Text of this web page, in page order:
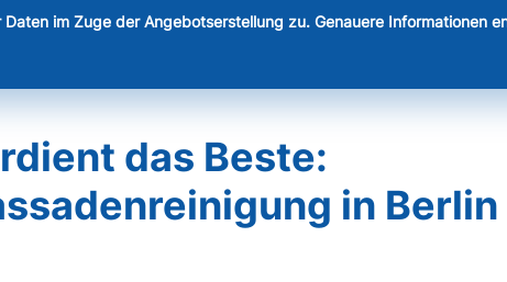
im Zuge der Angebotserstellung zu. Genauere Informationen
das Beste:
in Berlin